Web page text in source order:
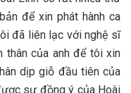
để xin phát hành ca
đã liên lạc với nghệ sĩ
thân của anh để tôi xin
dịp giỗ đầu tiên của
sự đồng ý của Hoài